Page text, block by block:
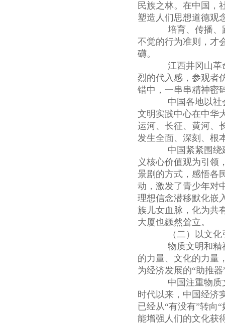
民族之林。在中国，
塑造人们思想道德观
培育、传播、践
不觉的行为准则，才
礴。
江西井冈山革命
烈的代入感，参观者
错中，一串串精神密
中国各地以社会
文明实践中心在中华
运河、长征、黄河、
发生全面、深刻、根
中国紧紧围绕建
义核心价值观为引领
景剧的方式，感悟各
动，激发了青少年对
理想信念潜移默化嵌
族儿女血脉，化为共
大厦也巍然耸立。
（二）以文化
物质文明和精神
的力量、文化的力量
为经济发展的“助推
中国注重物质文
时代以来，中国经济
已经从“有没有”转向
能增强人们的文化获